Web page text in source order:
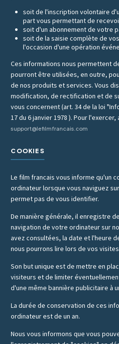
soit de l'inscription volontaire
part vous permettant de
soit d'un abonnement de votre
soit de la saisie complète de
l'occasion d'une opération
Ces informations nous permettent
pourront être utilisées, en outre,
de nos produits et services. Vous
modification, de rectification et de
vous concernent (art. 34 de la loi
17 du 6 janvier 1978 ). Pour
support@lefilmfrancais.com
COOKIES
Le film francais vous informe qu'un
ordinateur lorsque vous naviguez
permet pas de vous identifier.
De manière générale, il enregistre
navigation de votre ordinateur sur
avez consultées, la date et l'heure
nous pourrons lire lors de vos
Son but unique est de mettre en
visiteurs et de limiter
d'une même bannière publicitaire à
La durée de conservation de ces
ordinateur est de un an.
Nous vous informons que vous